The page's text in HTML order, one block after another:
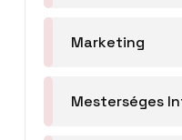
Marketing
Mesterséges